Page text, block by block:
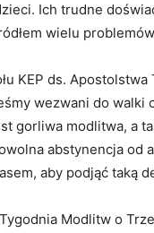
Ich trudne
wielu
KEP ds.
wezwani do walki
gorliwa modlitwa, a
abstynencja od
aby podjąć taką
Modlitw o